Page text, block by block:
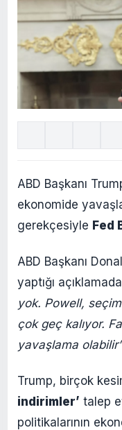
ABD Başkanı
ekonomide
gerekçesiyle Fed
ABD Başkanı
yaptığı
yok. Powell,
çok geç kalıyor.
yavaşlama olabilir”
Trump, birçok
indirimler’ talep
politikalarının